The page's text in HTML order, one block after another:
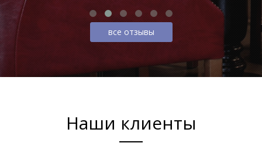
все отзывы
Наши клиенты